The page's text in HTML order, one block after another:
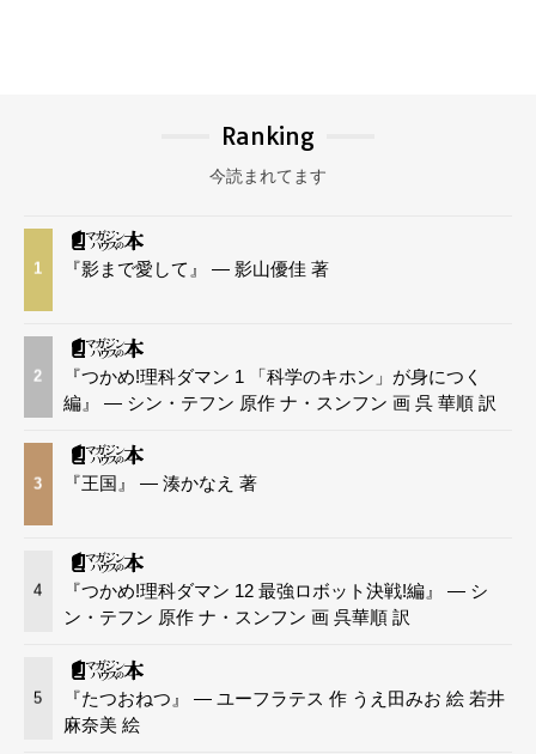
Ranking
今読まれてます
1 『影まで愛して』 — 影山優佳 著
2
『つかめ!理科ダマン 1 「科学のキホン」が身につく
編』 — シン・テフン 原作 ナ・スンフン 画 呉 華順 訳
3 『王国』 — 湊かなえ 著
4
『つかめ!理科ダマン 12 最強ロボット決戦!編』 — シ
ン・テフン 原作 ナ・スンフン 画 呉華順 訳
5
『たつおねつ』 — ユーフラテス 作 うえ田みお 絵 若井
麻奈美 絵